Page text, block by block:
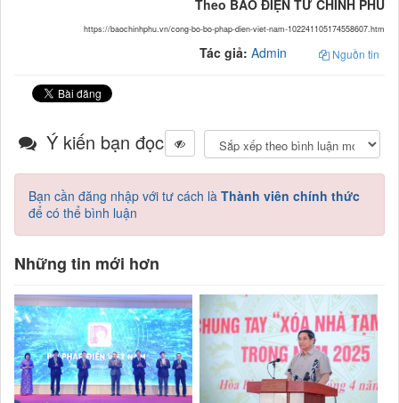
Theo BÁO ĐIỆN TỬ CHÍNH PHỦ
https://baochinhphu.vn/cong-bo-bo-phap-dien-viet-nam-102241105174558607.htm
Tác giả: Admin Nguồn tin
Ý kiến bạn đọc
Bạn cần đăng nhập với tư cách là Thành viên chính thức
để có thể bình luận
Những tin mới hơn